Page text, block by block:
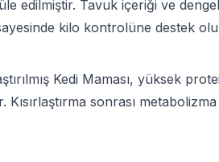
edilmiştir. Tavuk içeriği ve
kilo kontrolüne destek
Kedi Maması, yüksek
sonrası